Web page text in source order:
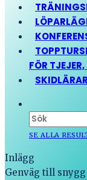
FÖR
SE ALLA
Inlägg
Genväg till